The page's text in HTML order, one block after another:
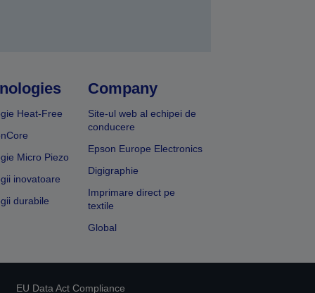
Heat-Free
Micro Piezo
inovatoare
durabile
Company
Site-ul web al echipei de
conducere
Epson Europe Electronics
Digigraphie
Imprimare direct pe
textile
Global
EU Data Act Compliance